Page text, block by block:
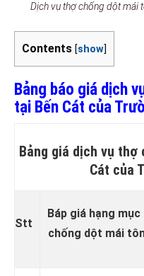
Dịch vụ thợ chống dột mái
Contents [show]
Bảng báo giá dịch
tại Bến Cát của
Bảng giá dịch vụ thợ
Cát của
Stt
Báp giá hạng
chống dột mái